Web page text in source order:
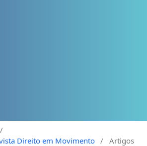
/
Direito em Movimento / Artigos